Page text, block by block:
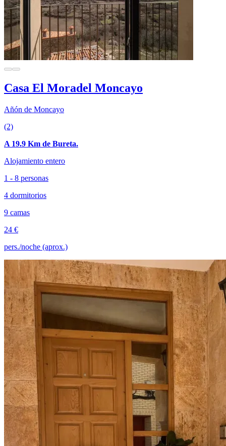
Casa El Moradel Moncayo
Añón de Moncayo
(2)
A 19.9 Km de Bureta.
Alojamiento entero
1 - 8 personas
4 dormitorios
9 camas
24 €
pers./noche (aprox.)